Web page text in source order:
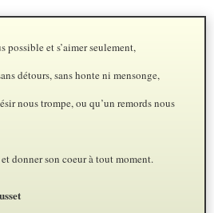
possible et s’aimer seulement,
détours, sans honte ni mensonge,
nous trompe, ou qu’un remords nous
donner son coeur à tout moment.